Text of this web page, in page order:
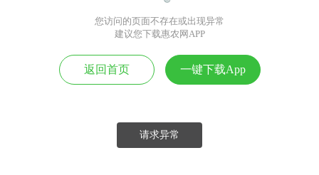
您访问的页面不存在或出现异常
建议您下载惠农网APP
返回首页 一键下载App
请求异常